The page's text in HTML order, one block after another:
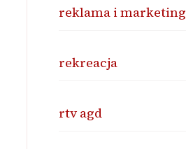
reklama i marketing
rekreacja
rtv agd